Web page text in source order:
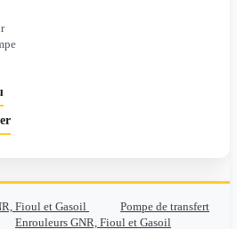
Fioul et Gasoil
Pompe de transfert
Enrouleurs GNR, Fioul et Gasoil